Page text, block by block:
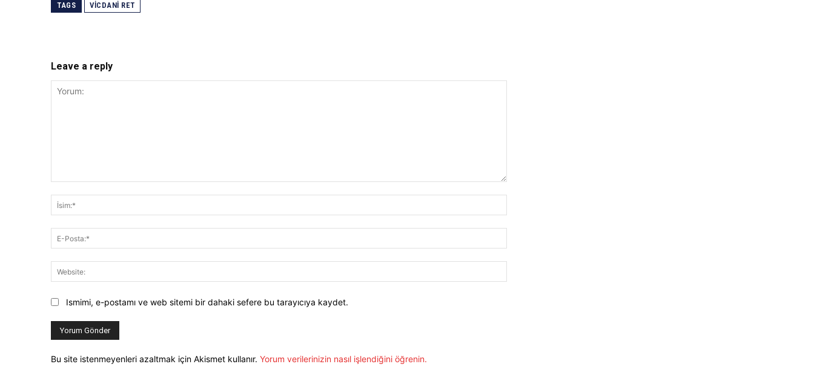
TAGS VICDANI RET
Leave a reply
Posta:*
Ismimi, e-postamı ve web sitemi bir dahaki sefere bu tarayıcıya kaydet.
Bu site istenmeyenleri azaltmak için Akismet kullanır. Yorum verilerinizin nasıl işlendiğini öğrenin.